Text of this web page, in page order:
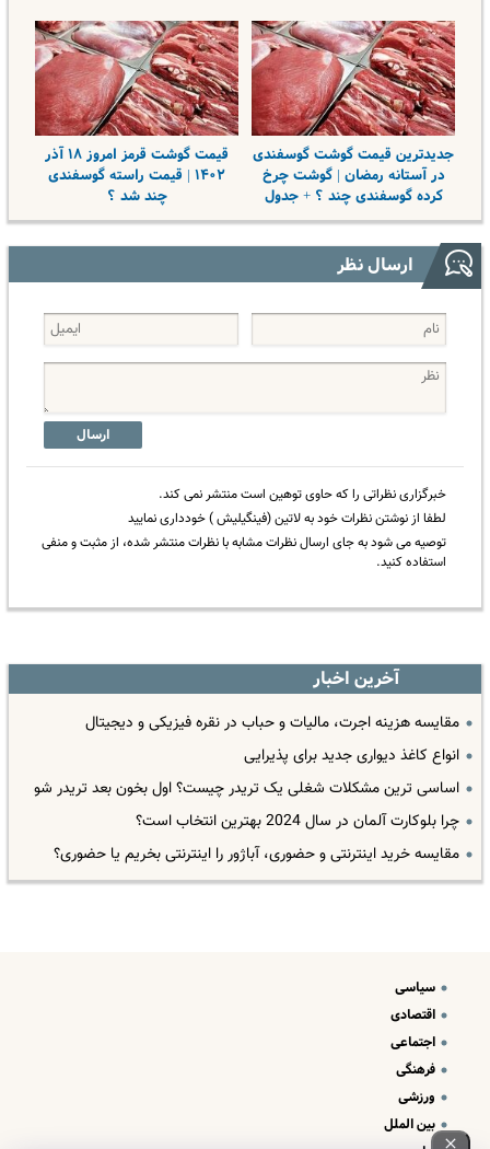
جدیدترین قیمت گوشت گوسفندی
در آستانه رمضان | گوشت چرخ
کرده گوسفندی چند ؟ + جدول
قیمت گوشت قرمز امروز ۱۸ آذر
۱۴۰۲ | قیمت راسته گوسفندی
چند شد ؟
ارسال نظر
ارسال
خبرگزاری نظراتی را که حاوی توهین است منتشر نمی کند.
لطفا از نوشتن نظرات خود به لاتین (فینگیلیش ) خودداری نمایید
توصیه می شود به جای ارسال نظرات مشابه با نظرات منتشر شده، از مثبت و منفی
استفاده کنید.
آخرین اخبار
مقایسه هزینه اجرت، مالیات و حباب در نقره فیزیکی و دیجیتال
انواع کاغذ دیواری جدید برای پذیرایی
اساسی ترین مشکلات شغلی یک تریدر چیست؟ اول بخون بعد تریدر شو
چرا بلوکارت آلمان در سال 2024 بهترین انتخاب است؟
مقایسه خرید اینترنتی و حضوری، آباژور را اینترنتی بخریم یا حضوری؟
سیاسی
اقتصادی
اجتماعی
فرهنگی
ورزشی
بین الملل